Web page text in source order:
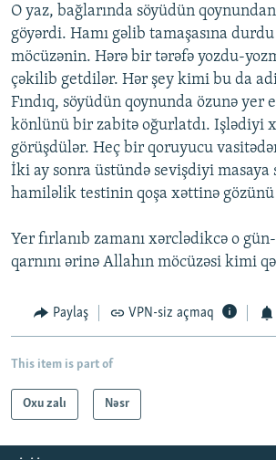
O yaz, bağlarında söyüdün
göyərdi. Hamı gəlib tamaşasına
möcüzənin. Hərə bir tərəfə yozdu-
çəkilib getdilər. Hər şey kimi bu da
Fındıq, söyüdün qoynunda özunə yer
könlünü bir zabitə oğurlatdı. Işlədiyi
görüşdülər. Heç bir qoruyucu
İki ay sonra üstündə sevişdiyi masaya
hamiləlik testinin qoşa xəttinə
Yer fırlanıb zamanı xərclədikcə o
qarnını ərinə Allahın möcüzəsi kimi
Paylaş VPN-siz açmaq
This item is part of
Oxu zalı Nəsr